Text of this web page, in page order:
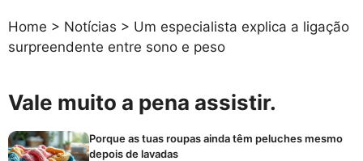
Home > Notícias > Um especialista explica a ligação
surpreendente entre sono e peso
Vale muito a pena assistir.
Porque as tuas roupas ainda têm peluches mesmo
depois de lavadas